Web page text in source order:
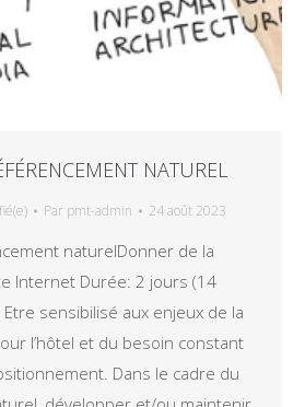
NATUREL
Par pmt-admin 24 août 2023
naturelDonner de la
Internet Durée: 2 jours (14
sensibilisé aux enjeux de la
l’hôtel et du besoin constant
Dans le cadre du